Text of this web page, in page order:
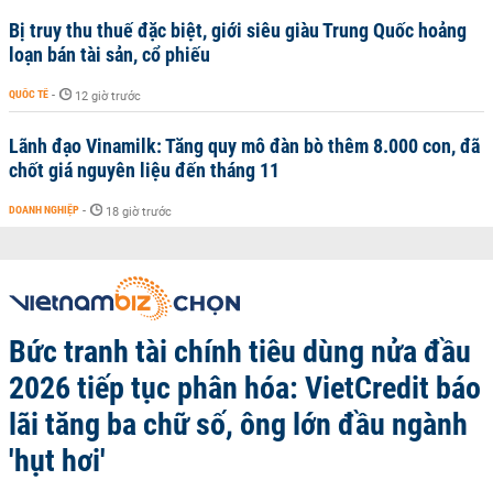
Bị truy thu thuế đặc biệt, giới siêu giàu Trung Quốc hoảng
loạn bán tài sản, cổ phiếu
QUỐC TẾ - 12 giờ trước
Lãnh đạo Vinamilk: Tăng quy mô đàn bò thêm 8.000 con, đã
chốt giá nguyên liệu đến tháng 11
DOANH NGHIỆP - 18 giờ trước
Bức tranh tài chính tiêu dùng nửa đầu
2026 tiếp tục phân hóa: VietCredit báo
lãi tăng ba chữ số, ông lớn đầu ngành
'hụt hơi'